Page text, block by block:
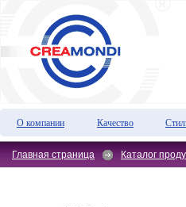
О компании Качество
Главная страница Каталог